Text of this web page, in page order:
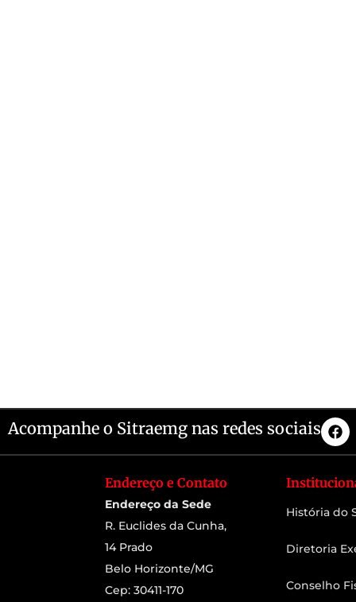
Acompanhe o Sitraemg nas redes sociais
Endereço e Contato
Endereço da Sede
R. Euclides da Cunha,
14 Prado
Belo Horizonte/MG
Cep: 30411-170
História do
Diretoria
Conselho